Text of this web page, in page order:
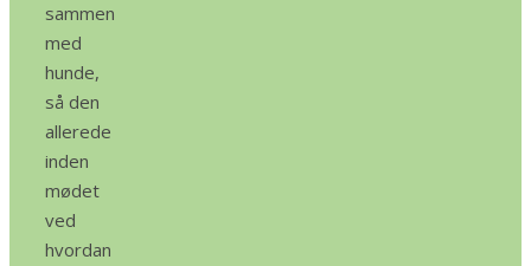
sammen
med
hunde,
så den
allerede
inden
mødet
ved
hvordan